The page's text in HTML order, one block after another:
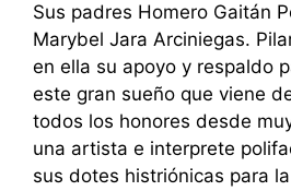
Sus padres Homero Gaitán
Marybel Jara Arciniegas.
en ella su apoyo y respaldo
este gran sueño que viene
todos los honores desde
una artista e interprete
sus dotes histriónicas para